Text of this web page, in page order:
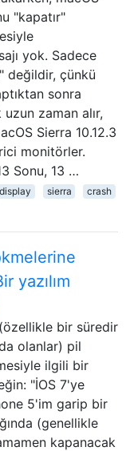
"kapatır"
yok. Sadece
değildir, çünkü
sonra
zaman alır,
Sierra 10.12.3
monitörler.
Sonu, 13 …
display sierra crash
yazılım
(özellikle bir süredir
olanlar) pil
ilgili bir
"İOS 7'ye
5'im garip bir
(genellikle
kapanacak